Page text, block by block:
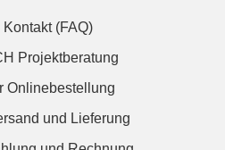
Kontakt (FAQ)
Projektberatung
Onlinebestellung
und Lieferung